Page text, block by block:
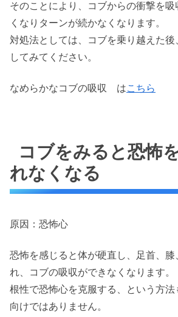
そのことにより、コブからの衝撃を
くなりターンが続かなくなります。
対処法としては、コブを乗り越えた
してみてください。
なめらかなコブの吸収 はこちら
コブをみると恐怖
れなくなる
原因：恐怖心
恐怖を感じると体が硬直し、足首、膝
れ、コブの吸収ができなくなります。
根性で恐怖心を克服する、という方法
向けではありません。